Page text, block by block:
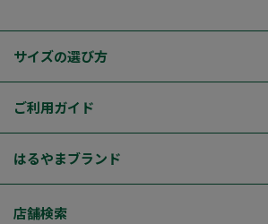
サイズの選び方
ご利用ガイド
はるやまブランド
店舗検索